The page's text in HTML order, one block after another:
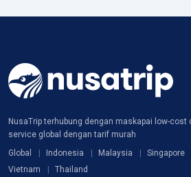
NusaTrip terhubung dengan maskapai low-cost
service global dengan tarif murah
Global
Indonesia Malaysia Singapore
Vietnam
Thailand